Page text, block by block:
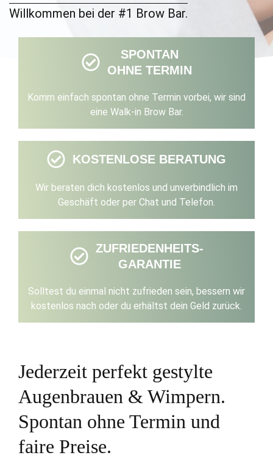
Willkommen bei der #1 Brow Bar.
SPONTAN
OHNE TERMIN
Komm einfach spontan ohne Termin vorbei, wir sind
eine Walk-in Brow Bar.
KOSTENLOSE BERATUNG
Wir beraten dich kostenlos und unverbindlich im
Geschäft oder per Chat und Telefon.
ZUFRIEDENHEITS-
GARANTIE
Solltest du einmal nicht zufrieden sein, bessern wir
kostenlos nach oder du erhältst dein Geld zurück.
Jederzeit perfekt gestylte
Augenbrauen & Wimpern.
Spontan ohne Termin und
faire Preise.